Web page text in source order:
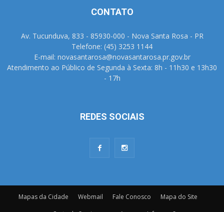
CONTATO
Av. Tucunduva, 833 - 85930-000 - Nova Santa Rosa - PR
Telefone: (45) 3253 1144
E-mail: novasantarosa@novasantarosa.pr.gov.br
Atendimento ao Público de Segunda à Sexta: 8h - 11h30 e 13h30
- 17h
REDES SOCIAIS
Mapas da Cidade Webmail Fale Conosco
Mapa do Site